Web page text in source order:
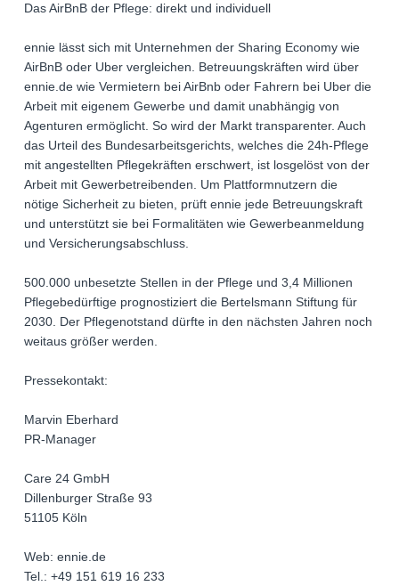
Das AirBnB der Pflege: direkt und individuell
ennie lässt sich mit Unternehmen der Sharing Economy wie
AirBnB oder Uber vergleichen. Betreuungskräften wird über
ennie.de wie Vermietern bei AirBnb oder Fahrern bei Uber die
Arbeit mit eigenem Gewerbe und damit unabhängig von
Agenturen ermöglicht. So wird der Markt transparenter. Auch
das Urteil des Bundesarbeitsgerichts, welches die 24h-Pflege
mit angestellten Pflegekräften erschwert, ist losgelöst von der
Arbeit mit Gewerbetreibenden. Um Plattformnutzern die
nötige Sicherheit zu bieten, prüft ennie jede Betreuungskraft
und unterstützt sie bei Formalitäten wie Gewerbeanmeldung
und Versicherungsabschluss.
500.000 unbesetzte Stellen in der Pflege und 3,4 Millionen
Pflegebedürftige prognostiziert die Bertelsmann Stiftung für
2030. Der Pflegenotstand dürfte in den nächsten Jahren noch
weitaus größer werden.
Pressekontakt:
Marvin Eberhard
PR-Manager
Care 24 GmbH
Dillenburger Straße 93
51105 Köln
Web: ennie.de
Tel.: +49 151 619 16 233